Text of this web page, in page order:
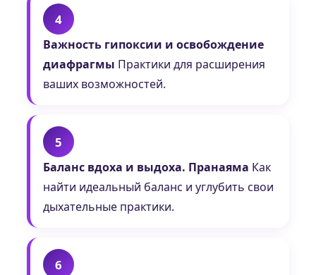
4
Важность гипоксии и освобождение
диафрагмы Практики для расширения
ваших возможностей.
5
Баланс вдоха и выдоха. Пранаяма Как
найти идеальный баланс и углубить свои
дыхательные практики.
6